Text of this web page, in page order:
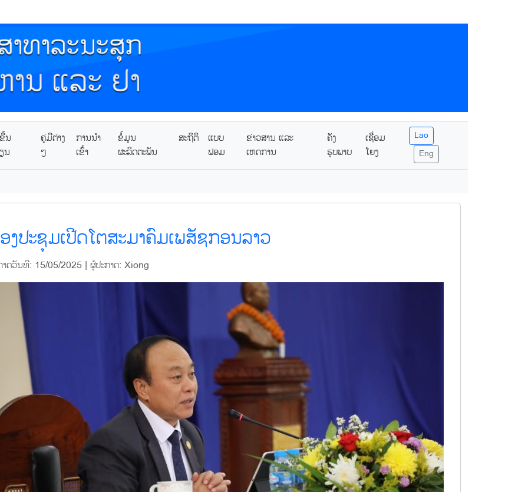
ນ
ນ
ຄູ່ມືຕ່າງ
ໆ
ການນໍາ
ເຂົ້າ
ຂໍ້ມູນ
ຜະລິດຕະພັນ
ສະຖິຕິ
ແບບ
ຟອມ
ຂ່າວສານ ແລະ
ເຫດການ
ຄັງ
ຮູບພາບ
ເຊື່ອມ
ໂຍງ
Lao
Eng
ງປະຊຸມເປີດໂຕສະມາຄົມເພສັຊກອນລາວ
າດວັນທີ: 15/05/2025 | ຜູ້ປະກາດ: Xiong